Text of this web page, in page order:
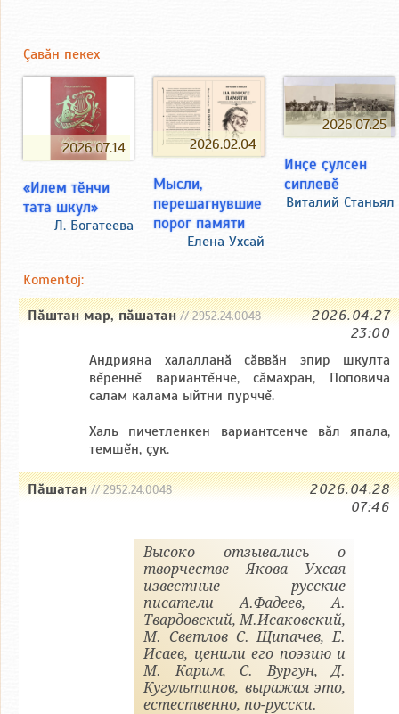
Çавăн пекех
2026.07.14
«Илем тӗнчи
тата шкул»
Л. Богатеева
2026.02.04
Мысли,
перешагнувшие
порог памяти
Елена Ухсай
2026.07.25
Инҫе ҫулсен
сиплевӗ
Виталий Станьял
Komentoj:
Пăштан мар, пăшатан// 2952.24.0048
2026.04.27
23:00
Андрияна халалланă сăввăн эпир шкулта
вĕреннĕ вариантĕнче, сăмахран, Поповича
салам калама ыйтни пурччĕ.
Халь пичетленкен вариантсенче вăл япала,
темшĕн, çук.
Пăшатан// 2952.24.0048
2026.04.28
07:46
Высоко отзывались о
творчестве Якова Ухсая
известные русские
писатели А.Фадеев, А.
Твардовский, М.Исаковский,
М. Светлов С. Щипачев, Е.
Исаев, ценили его поэзию и
М. Карим, С. Вургун, Д.
Кугультинов, выражая это,
естественно, по-русски.